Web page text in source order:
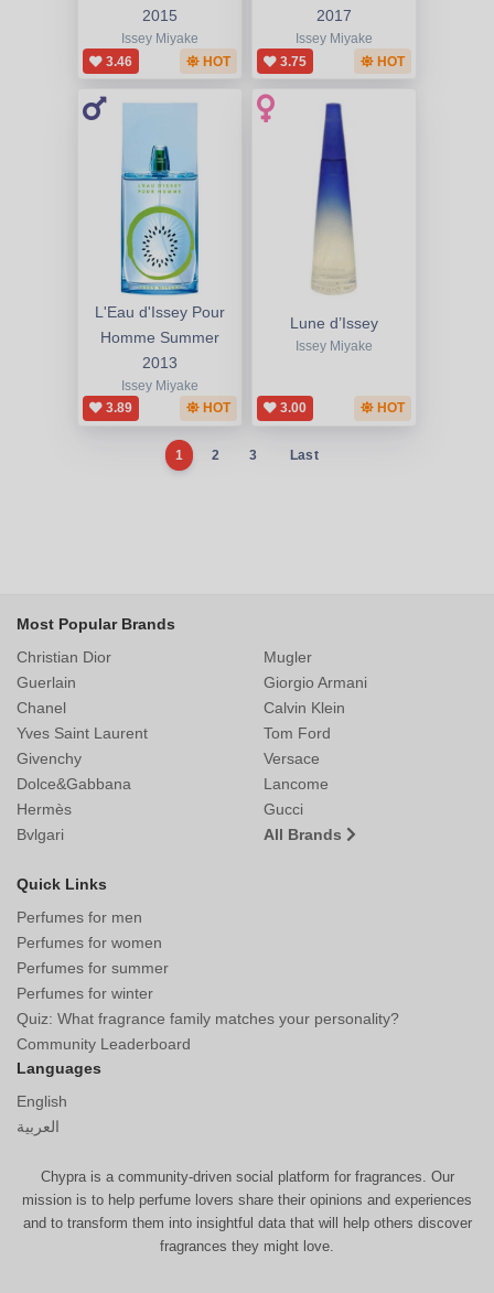
2015
Issey Miyake
3.46
HOT
2017
Issey Miyake
3.75
HOT
L'Eau d'Issey Pour
Homme Summer
2013
Issey Miyake
3.89
HOT
Lune d’Issey
Issey Miyake
3.00 HOT
1 2 3 Last
Most Popular Brands
Christian Dior
Guerlain
Chanel
Yves Saint Laurent
Mugler
Giorgio Armani
Calvin Klein
Tom Ford
Givenchy
Dolce&Gabbana
Hermès
Bvlgari
Versace
Lancome
Gucci
All Brands
Quick Links
Perfumes for men
Perfumes for women
Perfumes for summer
Perfumes for winter
Quiz: What fragrance family matches your personality?
Community Leaderboard
Languages
English
العربية
Chypra is a community-driven social platform for fragrances. Our
mission is to help perfume lovers share their opinions and experiences
and to transform them into insightful data that will help others discover
fragrances they might love.